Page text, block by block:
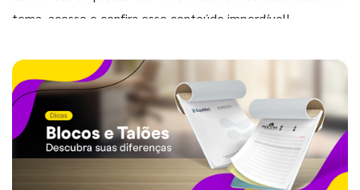
tema, acesse e confira esse conteúdo imperdível!